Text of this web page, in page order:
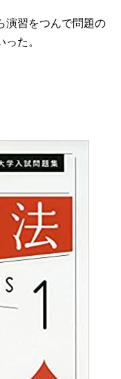
演習をつんで問題の
た。